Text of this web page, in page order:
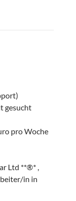
gesucht
pro Woche
Ltd **®* ,
in in